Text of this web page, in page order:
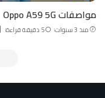
مواصفات Oppo A59 5G
منذ 3 سنوات 5 دقيقة قراءة